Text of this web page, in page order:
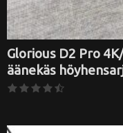
Glorious D2 Pro
äänekäs